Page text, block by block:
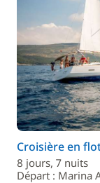
Croisière en
8 jours, 7 nuits
Départ : Marina